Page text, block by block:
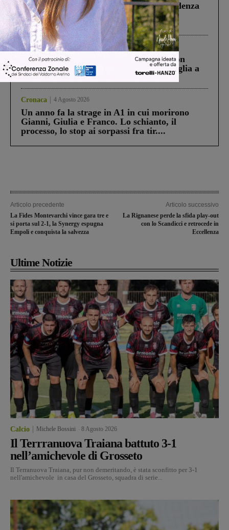
Piscina di Figline finanziata oltre la scadenza
Pnrr, il gruppo di Fratelli d’Italia: “Un
ringraziamento al Governo”
Cronaca 3 Agosto 2026
Scomparso da una struttura di Castiglion
Fiorentino l’uomo che aveva ucciso la figlia a
Levane nel 2020
Cronaca 4 Agosto 2026
Un anno fa la strage in A1 in cui morirono
Gianni, Giulia e Franco. Lo schianto, il
processo, lo stop ai sorpassi fra tir....
Articolo precedente
La Fides Montevarchi vince gara tre e
si porta sul 2-1, la Synergy espugna
Empoli e conquista la salvezza
Articolo successivo
La Rignanese perde la sfida play-out
con lo Scandicci e retrocede in
Eccellenza
Ultime Notizie
Calcio Michele Bossini 8 Agosto 2026
Il Terrranuova Traiana battuto 3-1
nell’amichevole di Grosseto
Il Terranuova Traiana, pur non demeritando, è stata sconfitto per 3-1
nell'amichevole in casa del Grosseto, squadra di serie...